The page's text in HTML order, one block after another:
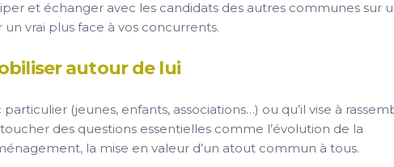
et échanger avec les candidats des autres communes sur
vrai plus face à vos concurrents.
autour de lui
(jeunes, enfants, associations…) ou qu’il vise à
des questions essentielles comme l’évolution de la
la mise en valeur d’un atout commun à tous.